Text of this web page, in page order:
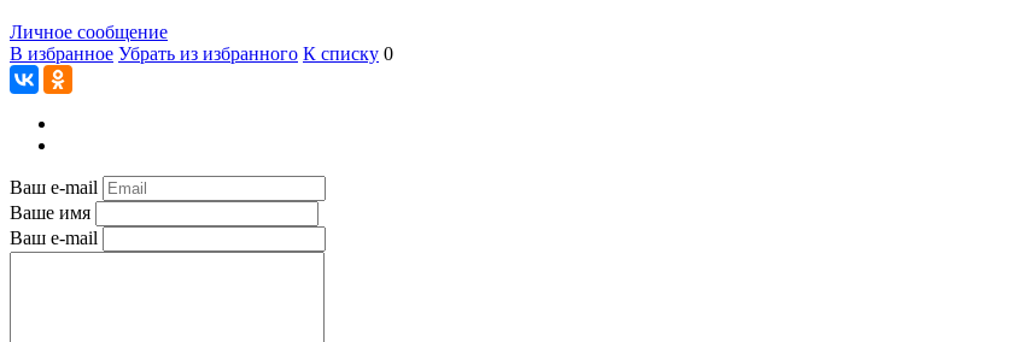
Личное сообщение
В избранное Убрать из избранного К списку 0
Ваш e-mail
Ваше имя
Ваш e-mail